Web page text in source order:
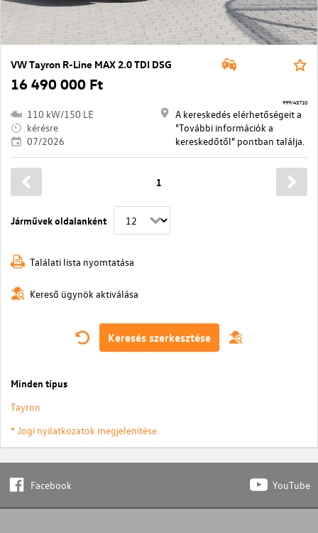
VW Tayron R-Line MAX 2.0 TDI DSG
16 490 000 Ft
110 kW/150 LE
kérésre
07/2026
A kereskedés elérhetőségeit a
"További információk a
kereskedőtől" pontban találja.
999/43710
Járművek oldalanként
1
Találati lista nyomtatása
Kereső ügynök aktiválása
Keresés szerkesztése
Minden típus
Tayron
* Jogi nyilatkozatok megjelenítése
Facebook YouTube